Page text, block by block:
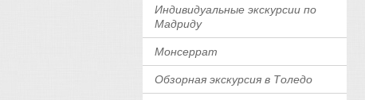
Индивидуальные экскурсии по
Мадриду
Монсеррат
Обзорная экскурсия в Толедо